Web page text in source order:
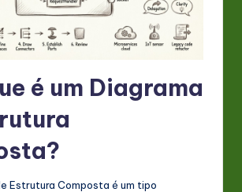
é um Diagrama
Estrutura Composta é um tipo